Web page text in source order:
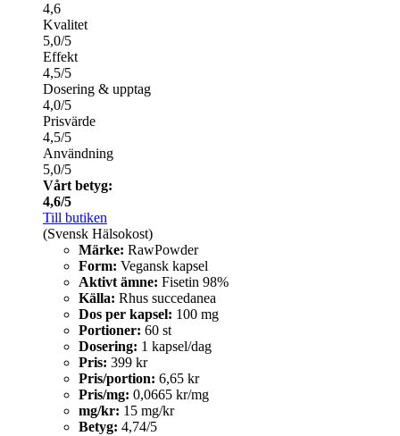
4,6
Kvalitet
5,0/5
Effekt
4,5/5
Dosering & upptag
4,0/5
Prisvärde
4,5/5
Användning
5,0/5
Vårt betyg:
4,6/5
Till butiken
(Svensk Hälsokost)
Märke: RawPowder
Form: Vegansk kapsel
Aktivt ämne: Fisetin 98%
Källa: Rhus succedanea
Dos per kapsel: 100 mg
Portioner: 60 st
Dosering: 1 kapsel/dag
Pris: 399 kr
Pris/portion: 6,65 kr
Pris/mg: 0,0665 kr/mg
mg/kr: 15 mg/kr
Betyg: 4,74/5